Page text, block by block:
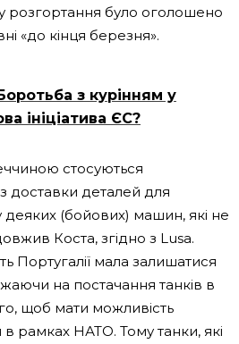
розгортання було оголошено
«до кінця березня».
з курінням у
ініціатива ЄС?
стосуються
з доставки деталей для
(бойових) машин, які не
Коста, згідно з Lusa.
Португалії мала залишатися
на постачання танків в
щоб мати можливість
рамках НАТО. Тому танки, які